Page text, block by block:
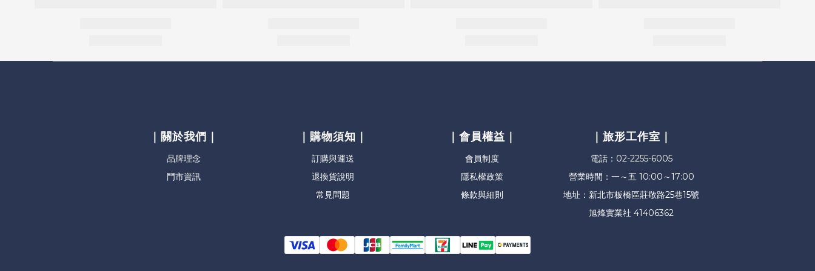
｜關於我們｜
品牌理念
門市資訊
｜購物須知｜
訂購與運送
退換貨說明
常見問題
｜會員權益｜
會員制度
隱私權政策
條款與細則
｜旅形工作室｜
電話：02-2255-6005
營業時間：一～五 10:00～17:00
地址：新北市板橋區莊敬路25巷15號
旭烽實業社 41406362